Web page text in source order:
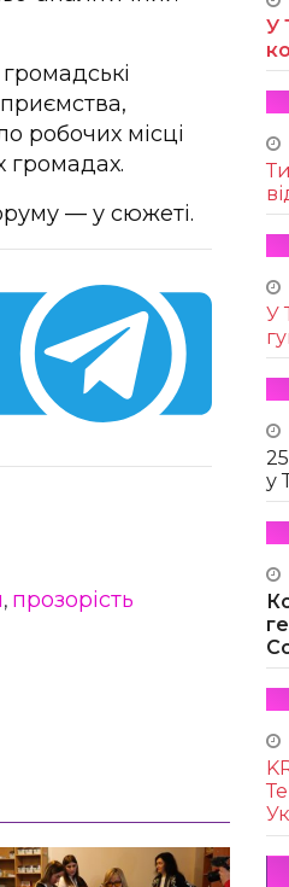
робочих місці
громадах.
— у сюжеті.
, прозорість
У
У
у